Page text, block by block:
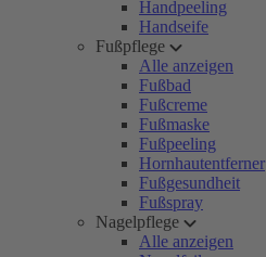
Handpeeling
Handseife
Fußpflege
Alle anzeigen
Fußbad
Fußcreme
Fußmaske
Fußpeeling
Hornhautentferner
Fußgesundheit
Fußspray
Nagelpflege
Alle anzeigen